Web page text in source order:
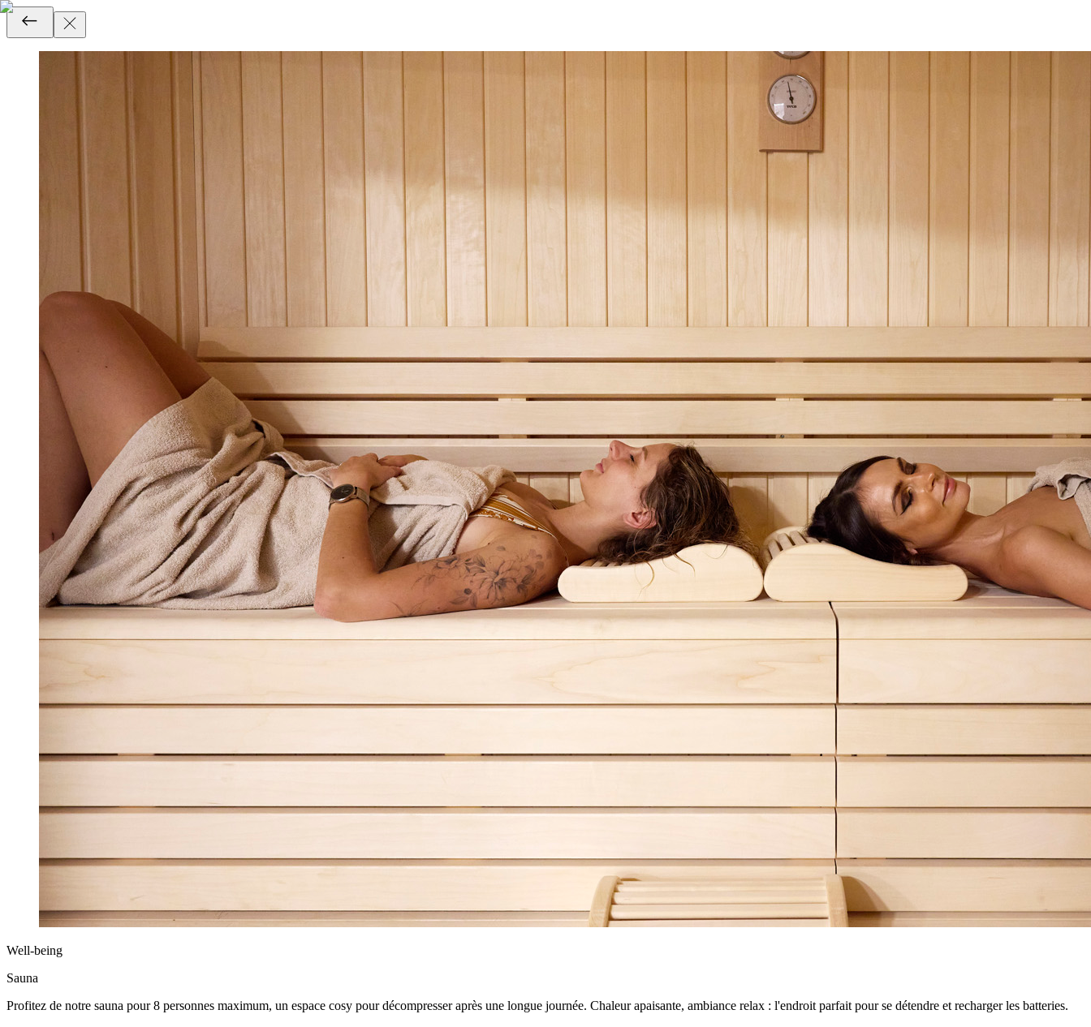
Well-being
Sauna
Profitez de notre sauna pour 8 personnes maximum, un espace cosy pour décompresser après une longue journée. Chaleur apaisante, ambiance relax : l'endroit parfait pour se détendre et recharger les batteries.